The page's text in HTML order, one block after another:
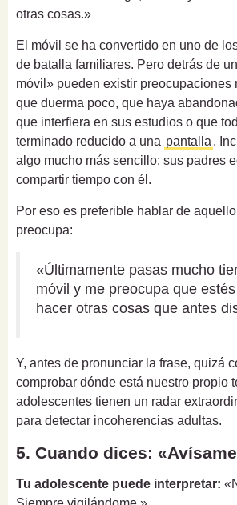
otras cosas.»
El móvil se ha convertido en uno de
de batalla familiares. Pero detrás de
móvil» pueden existir preocupaciones
que duerma poco, que haya
que interfiera en sus estudios o que
terminado reducido a una pantalla .
algo mucho más sencillo: sus padres
compartir tiempo con él.
Por eso es preferible hablar de
preocupa:
«Últimamente pasas mucho
móvil y me preocupa que
hacer otras cosas que antes
Y, antes de pronunciar la frase, quizá
comprobar dónde está nuestro propio
adolescentes tienen un radar
para detectar incoherencias adultas.
5. Cuando dices:
Tu adolescente puede interpretar: